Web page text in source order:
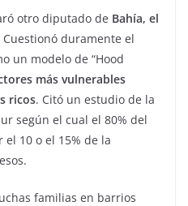
otro diputado de Bahía, el
Cuestionó duramente el
un modelo de “Hood
más vulnerables
ricos. Citó un estudio de la
según el cual el 80% del
el 10 o el 15% de la
familias en barrios